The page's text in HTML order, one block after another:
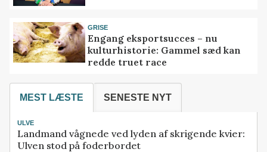
GRISE
Engang eksportsucces – nu
kulturhistorie: Gammel sæd kan
redde truet race
MEST LÆSTE SENESTE NYT
ULVE
Landmand vågnede ved lyden af skrigende kvier:
Ulven stod på foderbordet